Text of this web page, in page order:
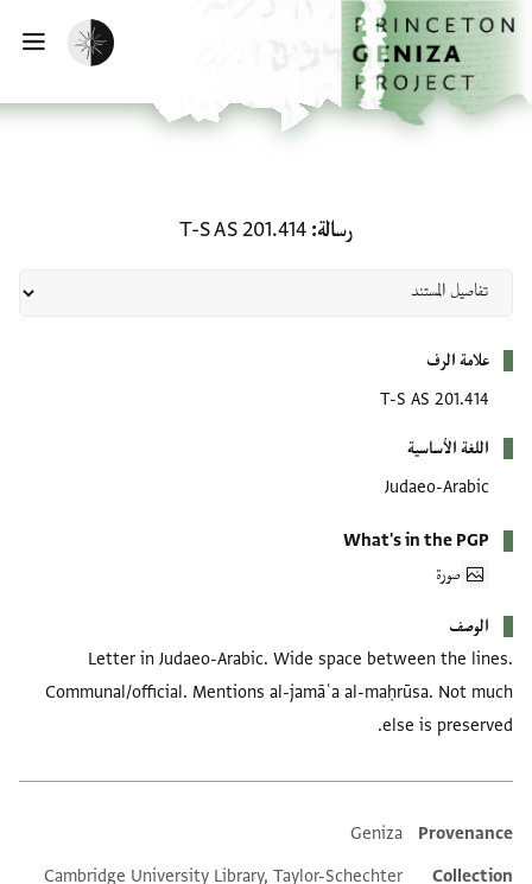
إلى المحتوى الرئيسي
الرئيسية
تفعيل الوضع المظلم
رسالة T-S AS 201.414
علامة الرف
T-S AS 201.414
اللغة الأساسية
Judaeo-Arabic
What's in the PGP
صورة
الوصف
Letter in Judaeo-Arabic. Wide space between the lines.
Communal/official. Mentions al-jamāʿa al-maḥrūsa. Not much
else is preserved.
Additional metadata
Provenance
Geniza
Collection
Cambridge University Library, Taylor-Schechter